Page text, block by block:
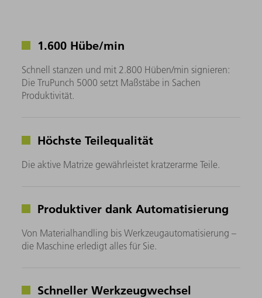
1.600 Hübe/min
Schnell stanzen und mit 2.800 Hüben/min signieren:
Die TruPunch 5000 setzt Maßstäbe in Sachen
Produktivität.
Höchste Teilequalität
Die aktive Matrize gewährleistet kratzerarme Teile.
Produktiver dank Automatisierung
Von Materialhandling bis Werkzeugautomatisierung –
die Maschine erledigt alles für Sie.
Schneller Werkzeugwechsel